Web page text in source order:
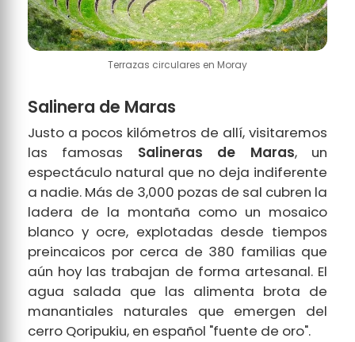
Terrazas circulares en Moray
Salinera de Maras
Justo a pocos kilómetros de allí, visitaremos
las famosas Salineras de Maras, un
espectáculo natural que no deja indiferente
a nadie. Más de 3,000 pozas de sal cubren la
ladera de la montaña como un mosaico
blanco y ocre, explotadas desde tiempos
preincaicos por cerca de 380 familias que
aún hoy las trabajan de forma artesanal. El
agua salada que las alimenta brota de
manantiales naturales que emergen del
cerro Qoripukiu, en español "fuente de oro".